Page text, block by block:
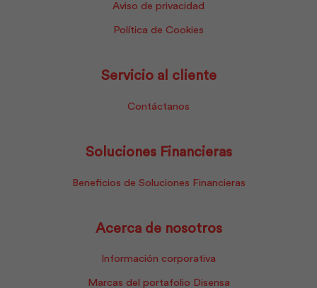
Aviso de privacidad
Política de Cookies
Servicio al cliente
Contáctanos
Soluciones Financieras
Beneficios de Soluciones Financieras
Acerca de nosotros
Información corporativa
Marcas del portafolio Disensa